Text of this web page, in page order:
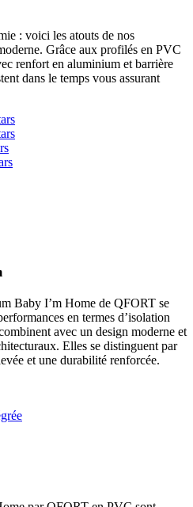
: voici les atouts de nos
Grâce aux profilés en PVC
renfort en aluminium et barrière
dans le temps vous assurant
Baby I’m Home de QFORT se
en termes d’isolation
avec un design moderne et
Elles se distinguent par
et une durabilité renforcée.